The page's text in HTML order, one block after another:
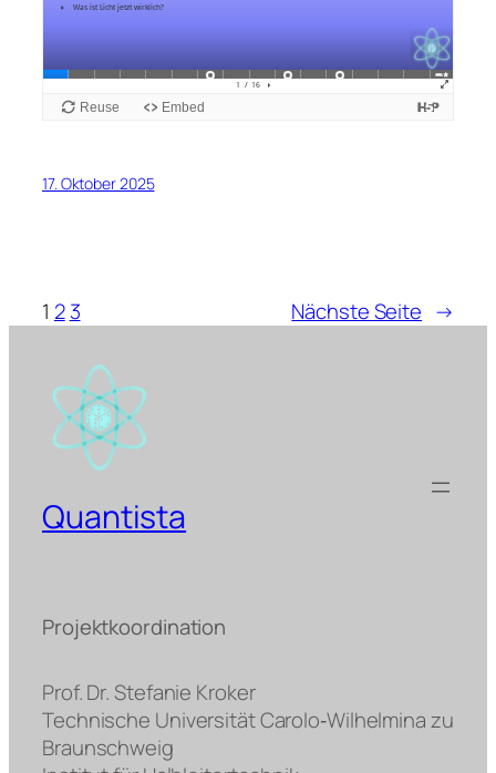
17. Oktober 2025
1 2 3 Nächste Seite →
Quantista
Projektkoordination
Prof. Dr. Stefanie Kroker
Technische Universität Carolo‐Wilhelmina zu
Braunschweig